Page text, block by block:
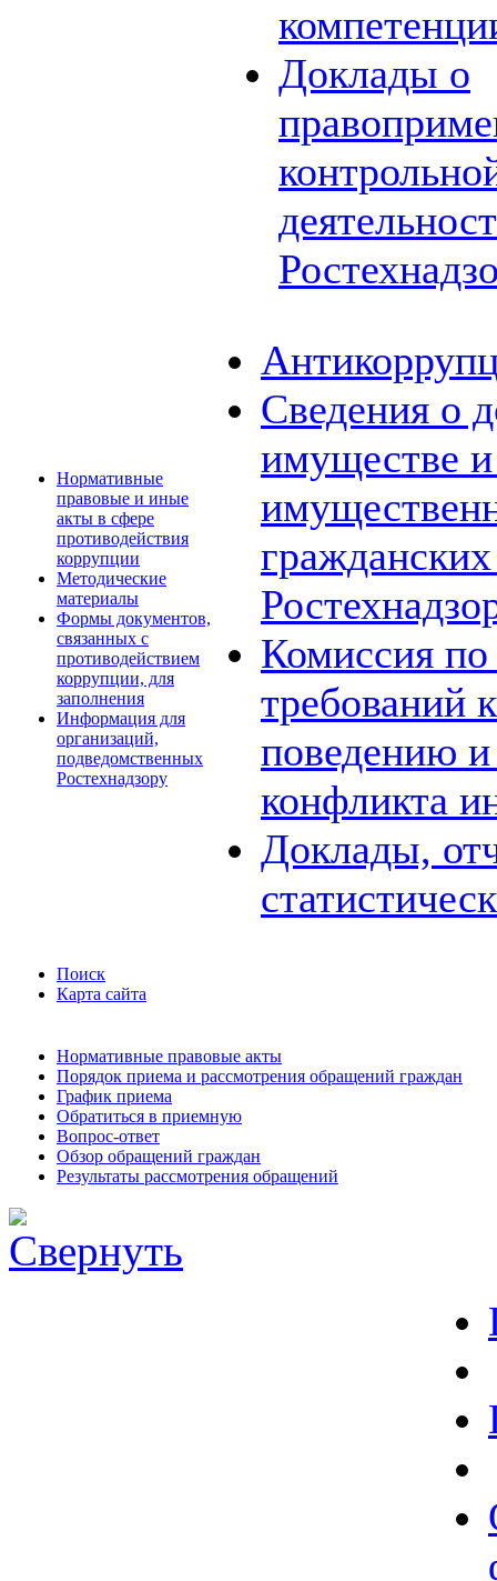
Доклады о
Нормативные
правовые и иные
акты в сфере
противодействия
коррупции
Методические
материалы
Формы документов,
связанных с
противодействием
коррупции, для
заполнения
Информация для
организаций,
подведомственных
Ростехнадзору
Сведения о
имуществе и
Комиссия
требований
поведению
конфликта
Доклады,
Поиск
Карта сайта
Нормативные правовые акты
Порядок приема и рассмотрения обращений граждан
График приема
Обратиться в приемную
Вопрос-ответ
Обзор обращений граждан
Результаты рассмотрения обращений